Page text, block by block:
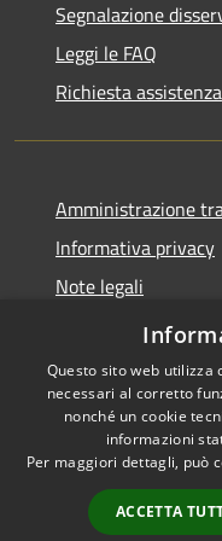
Segnalazione
Leggi le FAQ
Richiesta assistenza
Amministrazione
Informativa privacy
Note legali
Dichiarazione di
Accessibilità
Questo sito web
necessari al corretto
nonché un cookie
informazioni
Per maggiori dettagli, può
ACCETTA